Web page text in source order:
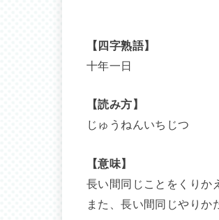
【四字熟語】
十年一日
【読み方】
じゅうねんいちじつ
【意味】
長い間同じことをくりか
また、長い間同じやりか